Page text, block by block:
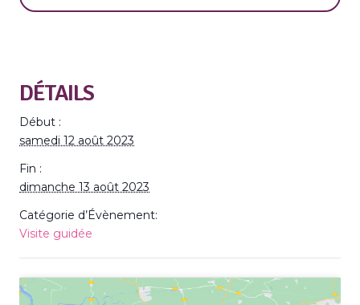
DÉTAILS
Début :
samedi 12 août 2023
Fin :
dimanche 13 août 2023
Catégorie d’Évènement:
Visite guidée